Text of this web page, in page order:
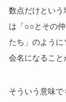
数点だけとい
は「○○とその
たち」のよう
会名になること
そういう意味